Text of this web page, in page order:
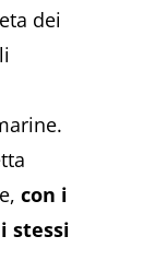
dei
con i
stessi